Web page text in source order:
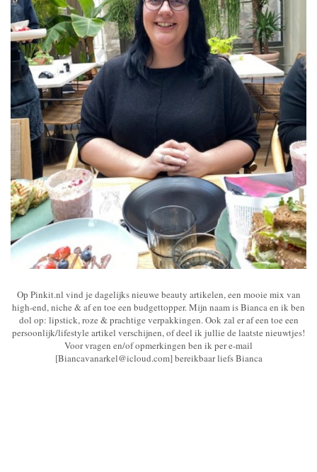
Op Pinkit.nl vind je dagelijks nieuwe beauty artikelen, een mooie mix van
high-end, niche & af en toe een budgettopper. Mijn naam is Bianca en ik ben
dol op: lipstick, roze & prachtige verpakkingen. Ook zal er af een toe een
persoonlijk/lifestyle artikel verschijnen, of deel ik jullie de laatste nieuwtjes!
Voor vragen en/of opmerkingen ben ik per e-mail
[Biancavanarkel@icloud.com] bereikbaar liefs Bianca